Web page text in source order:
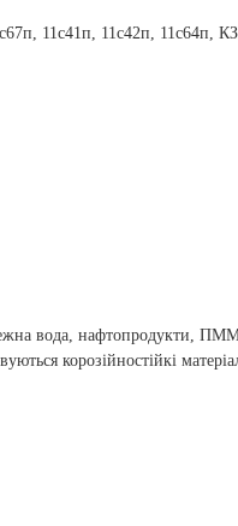
11с41п, 11с42п,
вода, нафтопродукти,
корозійностійкі